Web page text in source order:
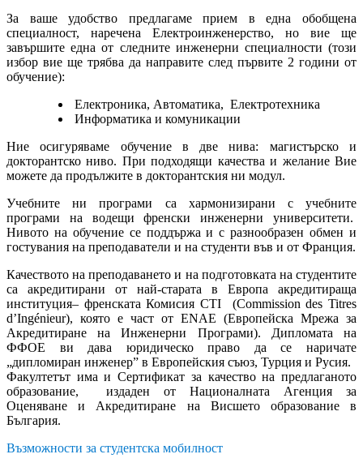
За ваше удобство предлагаме прием в една обобщена
специалност, наречена Електроинженерство, но вие ще
завършите една от следните инженерни специалности (този
избор вие ще трябва да направите след първите 2 години от
обучение):
Електроника, Автоматика, Електротехника
Информатика и комуникации
Ние осигуряваме обучение в две нива: магистърско и
докторантско ниво. При подходящи качества и желание Вие
можете да продължите в докторантския ни модул.
Учебните ни програми са хармонизирани с учебните
програми на водещи френски инженерни университети.
Нивото на обучение се поддържа и с разнообразен обмен и
гостувания на преподаватели и на студенти във и от Франция.
Качеството на преподаването и на подготовката на студентите
са акредитирани от най-старата в Европа акредитираща
институция– френската Комисия CTI (Commission des Titres
d’Ingénieur), която е част от ENAE (Европейска Мрежа за
Акредитиране на Инженерни Програми). Дипломaта на
ФФОЕ ви дава юридическо право да се наричате
„дипломиран инженер” в Европейския съюз, Турция и Русия.
Факултетът има и Сертификат за качество на предлаганото
образование, издаден от Националната Агенция за
Оценяване и Акредитиране на Висшето образование в
България.
Възможности за студентска мобилност